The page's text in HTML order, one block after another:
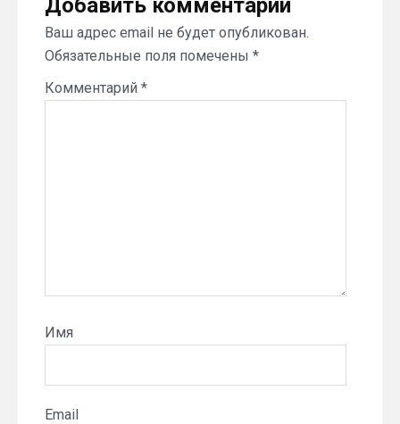
Добавить комментарий
Ваш адрес email не будет опубликован.
Обязательные поля помечены *
Комментарий *
Имя
Email